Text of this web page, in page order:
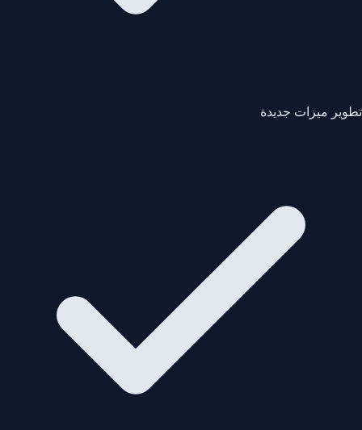
تطوير ميزات جديدة